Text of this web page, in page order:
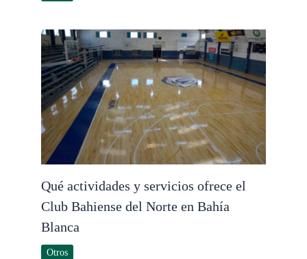
Qué actividades y servicios ofrece el
Club Bahiense del Norte en Bahía
Blanca
Otros